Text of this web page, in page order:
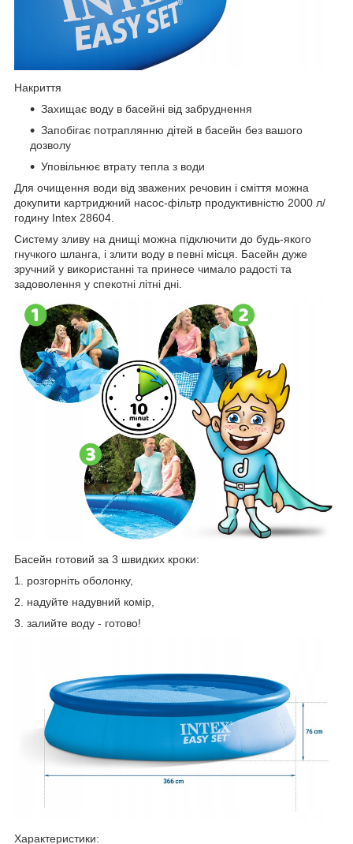
Накриття
Захищає воду в басейні від забруднення
Запобігає потраплянню дітей в басейн без вашого
дозволу
Уповільнює втрату тепла з води
Для очищення води від зважених речовин і сміття можна
докупити картриджний насос-фільтр продуктивністю 2000 л/
годину Intex 28604.
Систему зливу на днищі можна підключити до будь-якого
гнучкого шланга, і злити воду в певні місця. Басейн дуже
зручний у використанні та принесе чимало радості та
задоволення у спекотні літні дні.
Басейн готовий за 3 швидких кроки:
1. розгорніть оболонку,
2. надуйте надувний комір,
3. залийте воду - готово!
Характеристики: